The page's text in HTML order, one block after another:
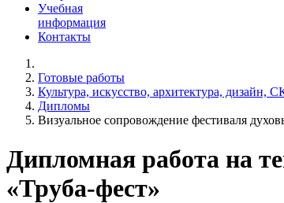
Учебная
информация
Контакты
Готовые работы
Культура, искусство, архитектура, дизайн,
Дипломы
Визуальное сопровождение фестиваля
Дипломная работа на
«Труба-фест»